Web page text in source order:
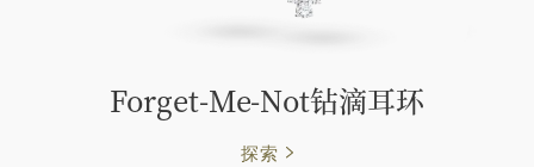
Forget-Me-Not钻滴耳环
探索